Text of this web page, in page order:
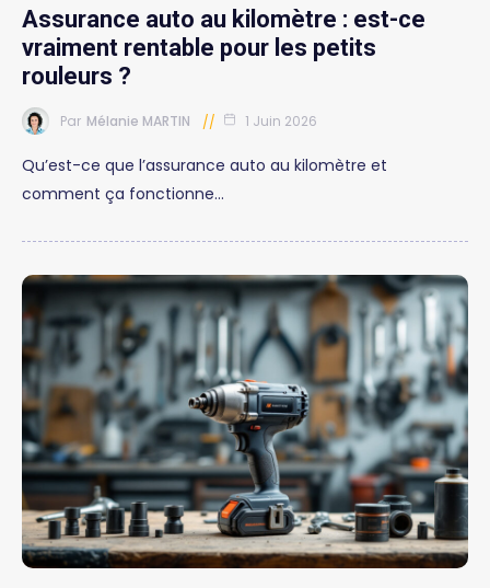
Assurance auto au kilomètre : est-ce
vraiment rentable pour les petits
rouleurs ?
Par Mélanie MARTIN 1 Juin 2026
Qu’est-ce que l’assurance auto au kilomètre et
comment ça fonctionne…